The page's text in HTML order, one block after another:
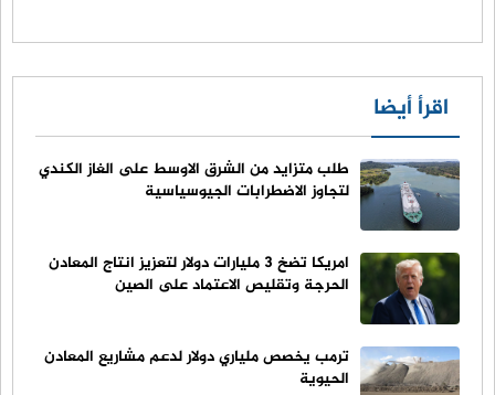
اقرأ أيضا
طلب متزايد من الشرق الاوسط على الغاز الكندي
لتجاوز الاضطرابات الجيوسياسية
امريكا تضخ 3 مليارات دولار لتعزيز انتاج المعادن
الحرجة وتقليص الاعتماد على الصين
ترمب يخصص ملياري دولار لدعم مشاريع المعادن
الحيوية